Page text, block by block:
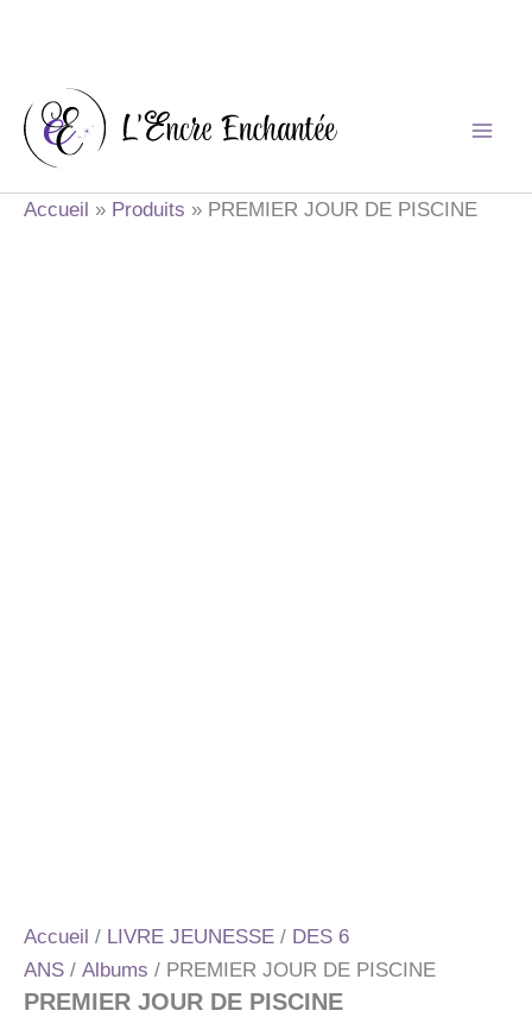
contenu
Accueil Produits PREMIER JOUR DE PISCINE
Accueil / LIVRE JEUNESSE / DES 6
ANS / Albums / PREMIER JOUR DE PISCINE
PREMIER JOUR DE PISCINE